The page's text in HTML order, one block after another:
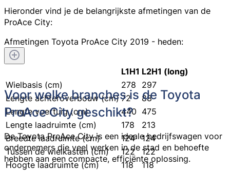
Hieronder vind je de belangrijkste afmetingen van de
ProAce City:
Afmetingen Toyota ProAce City 2019 - heden:
L1H1 L2H1 (long)
Wielbasis (cm)
278 297
Lengte achteroverbouw (cm)72
88
Lengte voertuig (cm)
440 475
Lengte laadruimte (cm)
178
213
Breedte laadruimte (cm)
124 124
Tussen de wielkasten (cm)
122
122
Hoogte laadruimte (cm)
118
118
Voor welke branches is de Toyota
ProAce City geschikt?
De Toyota ProAce City is een ideale bedrijfswagen voor
ondernemers die veel werken in de stad en behoefte
hebben aan een compacte, efficiënte oplossing.